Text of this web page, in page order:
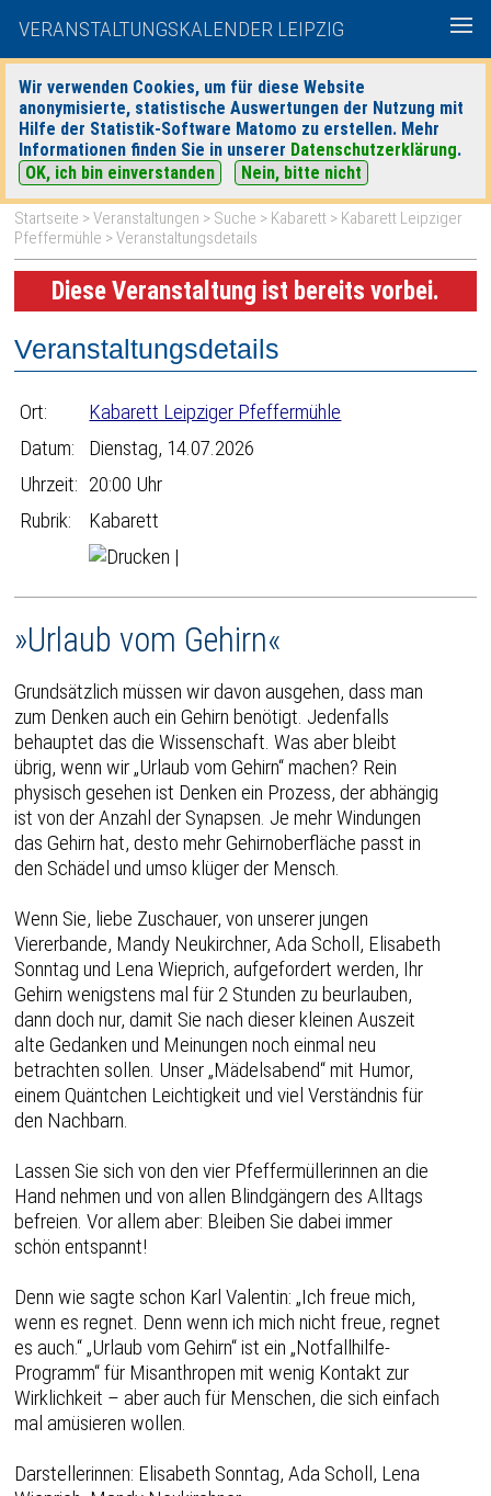
VERANSTALTUNGSKALENDER LEIPZIG
Wir verwenden Cookies, um für diese Website
anonymisierte, statistische Auswertungen der Nutzung mit
Hilfe der Statistik-Software Matomo zu erstellen. Mehr
Informationen finden Sie in unserer Datenschutzerklärung.
OK, ich bin einverstanden
Nein, bitte nicht
heute|morgen| Detaillierte Suche
Startseite >Veranstaltungen > Suche > Kabarett > Kabarett Leipziger
Pfeffermühle > Veranstaltungsdetails
Diese Veranstaltung ist bereits vorbei.
Veranstaltungsdetails
Ort:
Kabarett Leipziger Pfeffermühle
Datum:
Dienstag, 14.07.2026
Uhrzeit: 20:00 Uhr
Rubrik:
Kabarett
|
»Urlaub vom Gehirn«
Grundsätzlich müssen wir davon ausgehen, dass man
zum Denken auch ein Gehirn benötigt. Jedenfalls
behauptet das die Wissenschaft. Was aber bleibt
übrig, wenn wir „Urlaub vom Gehirn“ machen? Rein
physisch gesehen ist Denken ein Prozess, der abhängig
ist von der Anzahl der Synapsen. Je mehr Windungen
das Gehirn hat, desto mehr Gehirnoberfläche passt in
den Schädel und umso klüger der Mensch.
Wenn Sie, liebe Zuschauer, von unserer jungen
Viererbande, Mandy Neukirchner, Ada Scholl, Elisabeth
Sonntag und Lena Wieprich, aufgefordert werden, Ihr
Gehirn wenigstens mal für 2 Stunden zu beurlauben,
dann doch nur, damit Sie nach dieser kleinen Auszeit
alte Gedanken und Meinungen noch einmal neu
betrachten sollen. Unser „Mädelsabend“ mit Humor,
einem Quäntchen Leichtigkeit und viel Verständnis für
den Nachbarn.
Lassen Sie sich von den vier Pfeffermüllerinnen an die
Hand nehmen und von allen Blindgängern des Alltags
befreien. Vor allem aber: Bleiben Sie dabei immer
schön entspannt!
Denn wie sagte schon Karl Valentin: „Ich freue mich,
wenn es regnet. Denn wenn ich mich nicht freue, regnet
es auch.“ „Urlaub vom Gehirn“ ist ein „Notfallhilfe-
Programm“ für Misanthropen mit wenig Kontakt zur
Wirklichkeit – aber auch für Menschen, die sich einfach
mal amüsieren wollen.
Darstellerinnen: Elisabeth Sonntag, Ada Scholl, Lena